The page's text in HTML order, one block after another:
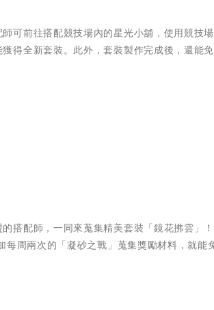
可前往搭配競技場內的星光小舖，使用競技
得全新套裝。此外，套裝製作完成後，還能
搭配師，一同來蒐集精美套裝「鏡花拂雲」
周兩次的「凝砂之戰」蒐集獎勵材料，就能